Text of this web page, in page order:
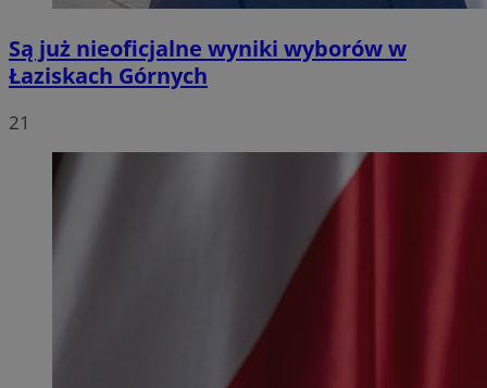
Są już nieoficjalne wyniki wyborów w
Łaziskach Górnych
21